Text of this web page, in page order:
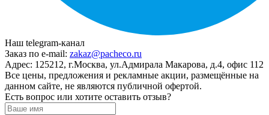
Наш telegram-канал
Заказ по e-mail: zakaz@pacheco.ru
Адрес: 125212, г.Москва, ул.Адмирала Макарова, д.4, офис 112
Все цены, предложения и рекламные акции, размещённые на
данном сайте, не являются публичной офертой.
Есть вопрос или хотите оставить отзыв?